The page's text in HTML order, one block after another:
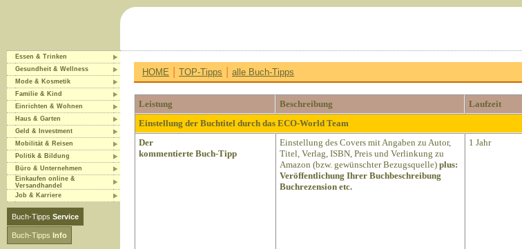
Essen & Trinken
Gesundheit & Wellness
Mode & Kosmetik
Familie & Kind
Einrichten & Wohnen
Haus & Garten
Geld & Investment
Mobilität & Reisen
Politik & Bildung
Büro & Unternehmen
Einkaufen online &
Versandhandel
Job & Karriere
Buch-Tipps Service
Buch-Tipps Info
HOME | TOP-Tipps | alle Buch-Tipps
Leistung Beschreibung Laufzeit
Einstellung der Buchtitel durch das ECO-World Team
Der
kommentierte Buch-Tipp
Einstellung des Covers mit Angaben zu Autor,
Titel, Verlag, ISBN, Preis und Verlinkung zu
Amazon (bzw. gewünschter Bezugsquelle) plus:
Veröffentlichung Ihrer Buchbeschreibung
Buchrezension etc.
1 Jahr